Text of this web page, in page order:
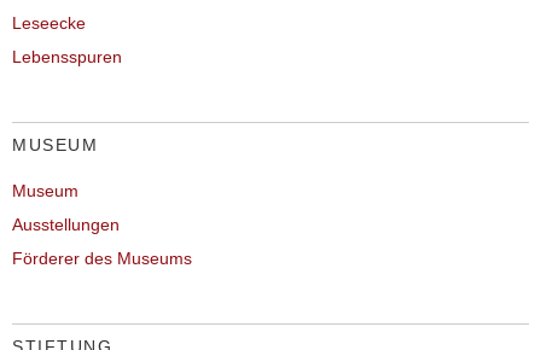
Leseecke
Lebensspuren
MUSEUM
Museum
Ausstellungen
Förderer des Museums